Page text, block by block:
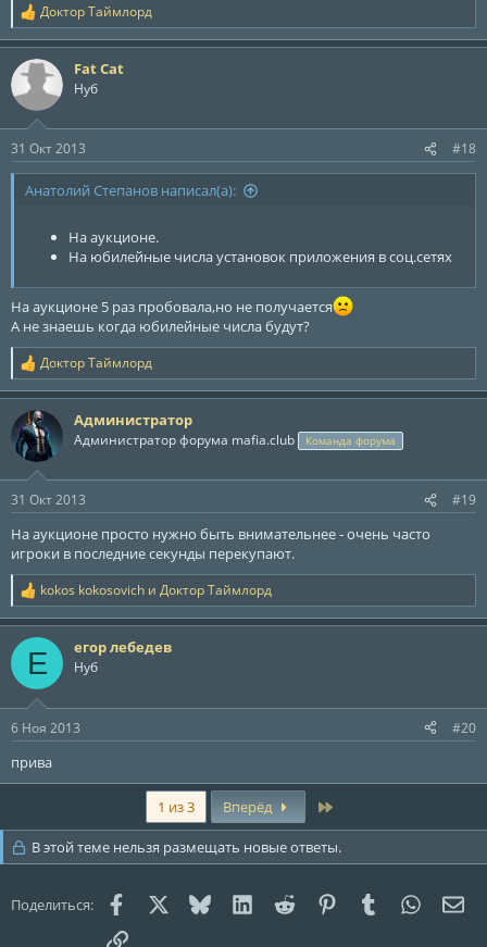
Р
е
а
к
и
:
Доктор Таймлорд
Fat Cat
Нуб
31 Окт 2013 #18
Анатолий Степанов написал(а):
На аукционе.
На юбилейные числа установок приложения в соц.сетях
На аукционе 5 раз пробовала,но не получается
А не знаешь когда юбилейные числа будут?
Р
е
а
к
ц
и
:
Доктор Таймлорд
Администратор
Администратор форума mafia.club Команда форума
31 Окт 2013 #19
На аукционе просто нужно быть внимательнее - очень часто
игроки в последние секунды перекупают.
Р
е
а
к
и
kokos kokosovich и Доктор Таймлорд
Е егор лебедев
Нуб
6 Ноя 2013 #20
прива
1 из 3 Вперёд
В этой теме нельзя размещать новые ответы.
Поделиться: FacebookX (Twitter)
Bluesky LinkedInReddit PinterestTumblr
Ссылка